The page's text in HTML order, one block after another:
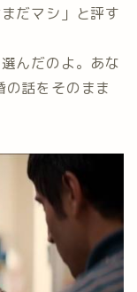
だマシ」と評す
んだのよ。あな
話をそのまま